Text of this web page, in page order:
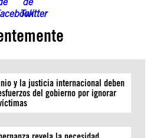
y la justicia internacional deben
del gobierno por ignorar